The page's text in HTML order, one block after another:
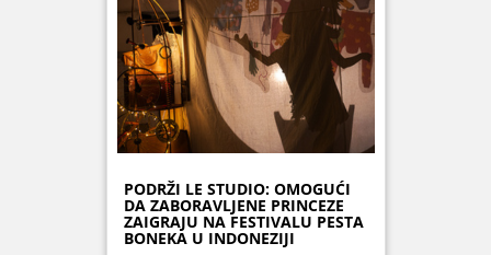
PODRŽI LE STUDIO: OMOGUĆI
DA ZABORAVLJENE PRINCEZE
ZAIGRAJU NA FESTIVALU PESTA
BONEKA U INDONEZIJI